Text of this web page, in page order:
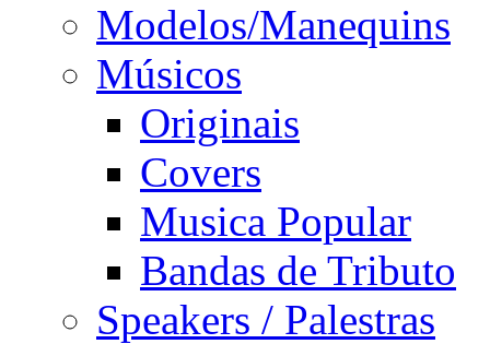
Modelos/Manequins
Músicos
Originais
Covers
Musica Popular
Bandas de Tributo
Speakers / Palestras